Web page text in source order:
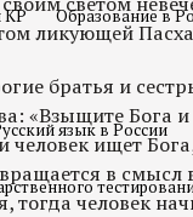
КР Образование в
язык в России
ликующей
братья и
«Взыщите Бога
человек ищет
в смысл
тогда человек